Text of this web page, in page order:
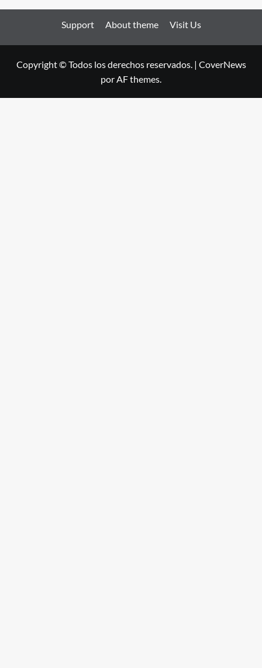
Support About theme Visit Us
Copyright © Todos los derechos reservados. | CoverNews
por AF themes.